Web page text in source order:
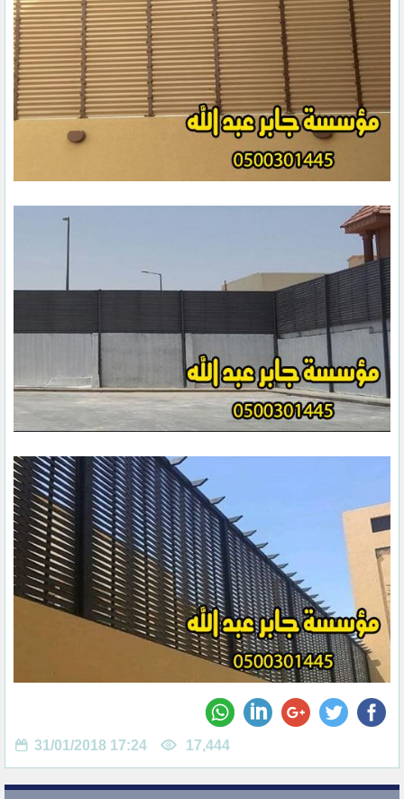
31/01/2018 17:24 17,444